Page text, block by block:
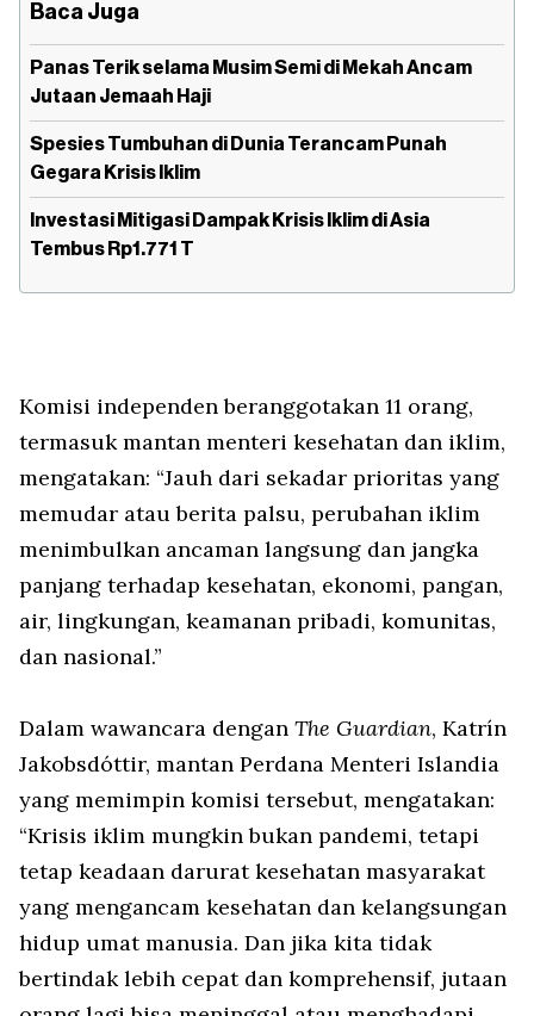
Baca Juga
Panas Terik selama Musim Semi di Mekah Ancam
Jutaan Jemaah Haji
Spesies Tumbuhan di Dunia Terancam Punah
Gegara Krisis Iklim
Investasi Mitigasi Dampak Krisis Iklim di Asia
Tembus Rp1.771 T
Komisi independen beranggotakan 11 orang,
termasuk mantan menteri kesehatan dan iklim,
mengatakan: “Jauh dari sekadar prioritas yang
memudar atau berita palsu, perubahan iklim
menimbulkan ancaman langsung dan jangka
panjang terhadap kesehatan, ekonomi, pangan,
air, lingkungan, keamanan pribadi, komunitas,
dan nasional.”
Dalam wawancara dengan The Guardian, Katrín
Jakobsdóttir, mantan Perdana Menteri Islandia
yang memimpin komisi tersebut, mengatakan:
“Krisis iklim mungkin bukan pandemi, tetapi
tetap keadaan darurat kesehatan masyarakat
yang mengancam kesehatan dan kelangsungan
hidup umat manusia. Dan jika kita tidak
bertindak lebih cepat dan komprehensif, jutaan